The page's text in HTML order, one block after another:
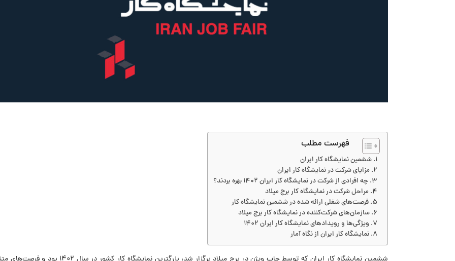
فهرست مطلب
ششمین نمایشگاه کار ایران
مزایای شرکت در نمایشگاه کار ایران
چه افرادی از شرکت در نمایشگاه کار ایران 1402 بهره بردند؟
مراحل شرکت در نمایشگاه کار برج میلاد
فرصت‌های شغلی ارائه شده در ششمین نمایشگاه کار
سازمان‌های شرکت‌کننده در نمایشگاه کار برج میلاد
ویژگی‌ها و رویدادهای نمایشگاه کار ایران 1402
نمایشگاه کار ایران از نگاه آمار